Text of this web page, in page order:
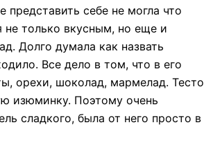
себе не могла что
только вкусным, но еще и
Долго думала как назвать
Все дело в том, что в его
орехи, шоколад, мармелад. Тесто
изюминку. Поэтому очень
сладкого, была от него просто в